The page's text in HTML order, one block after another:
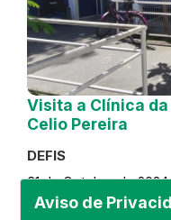
Aviso de
Visita a Clínica da
Celio Pereira
DEFIS
31 de October de 2024